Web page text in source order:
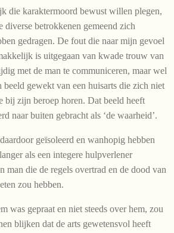
die karaktermoord bewust willen plegen,
diverse betrokkenen gemeend zich
gedragen. De fout die naar mijn gevoel
is uitgegaan van kwade trouw van
met de man te communiceren, maar wel
beeld gewekt van een huisarts die zich niet
bij zijn beroep horen. Dat beeld heeft
naar buiten gebracht als ‘de waarheid’.
geïsoleerd en wanhopig hebben
als een integere hulpverlener
man die de regels overtrad en de dood van
zou hebben.
was gepraat en niet steeds over hem, zou
blijken dat de arts gewetensvol heeft